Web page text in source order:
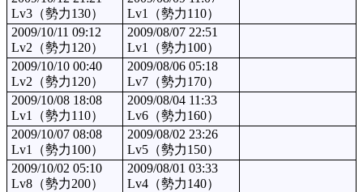
Lv3（勢力130）
Lv1（勢力110）
2009/10/11 09:12
Lv2（勢力120）
2009/08/07 22:51
Lv1（勢力100）
2009/10/10 00:40
Lv2（勢力120）
2009/08/06 05:18
Lv7（勢力170）
2009/10/08 18:08
Lv1（勢力110）
2009/08/04 11:33
Lv6（勢力160）
2009/10/07 08:08
Lv1（勢力100）
2009/08/02 23:26
Lv5（勢力150）
2009/10/02 05:10
Lv8（勢力200）
2009/08/01 03:33
Lv4（勢力140）